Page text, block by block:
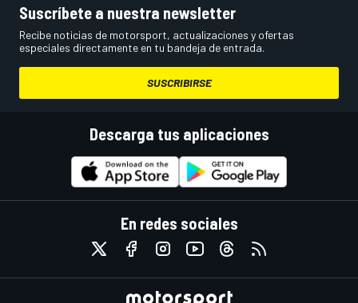
Suscríbete a nuestra newsletter
Recibe noticias de motorsport, actualizaciones y ofertas
especiales directamente en tu bandeja de entrada.
SUSCRIBIRSE
Descarga tus aplicaciones
En redes sociales